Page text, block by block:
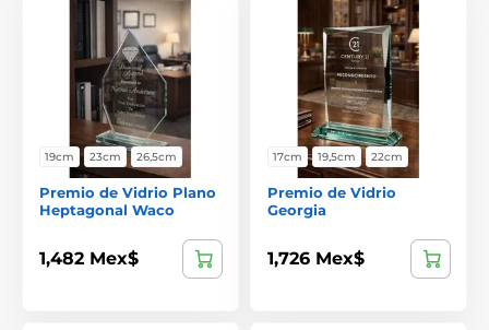
19cm 23cm 26,5cm
Premio de Vidrio Plano
Heptagonal Waco
1,482 Mex$
17cm 19,5cm 22cm
Premio de Vidrio
Georgia
1,726 Mex$